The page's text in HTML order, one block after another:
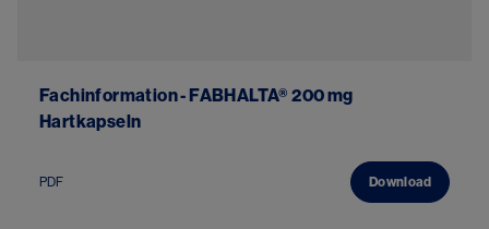
Fachinformation - FABHALTA® 200 mg
Hartkapseln
PDF Download